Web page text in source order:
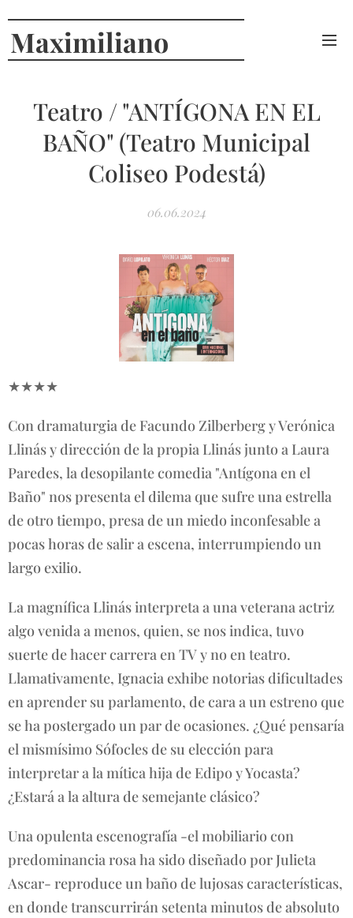
Maximiliano
Teatro / "ANTÍGONA EN EL
BAÑO" (Teatro Municipal
Coliseo Podestá)
06.06.2024
★★★★
Con dramaturgia de Facundo Zilberberg y Verónica
Llinás y dirección de la propia Llinás junto a Laura
Paredes, la desopilante comedia "Antígona en el
Baño" nos presenta el dilema que sufre una estrella
de otro tiempo, presa de un miedo inconfesable a
pocas horas de salir a escena, interrumpiendo un
largo exilio.
La magnífica Llinás interpreta a una veterana actriz
algo venida a menos, quien, se nos indica, tuvo
suerte de hacer carrera en TV y no en teatro.
Llamativamente, Ignacia exhibe notorias dificultades
en aprender su parlamento, de cara a un estreno que
se ha postergado un par de ocasiones. ¿Qué pensaría
el mismísimo Sófocles de su elección para
interpretar a la mítica hija de Edipo y Yocasta?
¿Estará a la altura de semejante clásico?
Una opulenta escenografía -el mobiliario con
predominancia rosa ha sido diseñado por Julieta
Ascar- reproduce un baño de lujosas características,
en donde transcurrirán setenta minutos de absoluto